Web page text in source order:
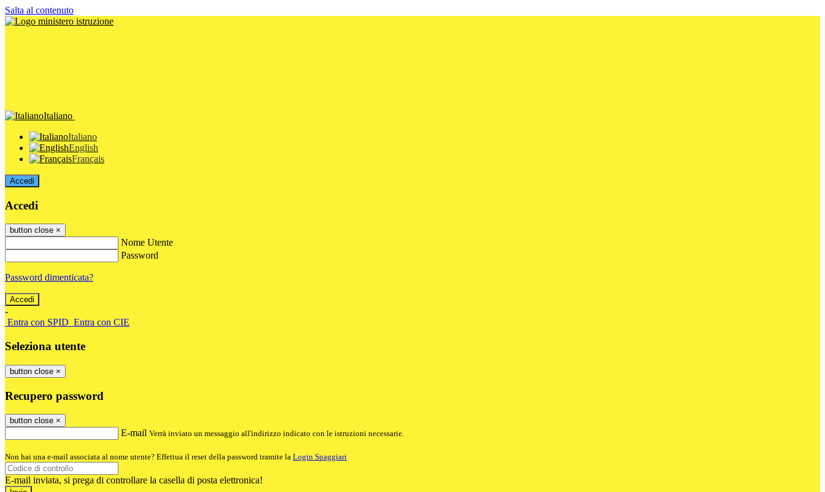
Salta al contenuto
Italiano
Italiano
English
Français
Accedi
Accedi
button close ×
Nome Utente
Password
Password dimenticata?
-
Entra con SPID Entra con CIE
Seleziona utente
button close ×
Recupero password
button close ×
E-mail Verrà inviato un messaggio all'indirizzo indicato con le istruzioni necessarie.
Non hai una e-mail associata al nome utente? Effettua il reset della password tramite la Login Spaggiari
E-mail inviata, si prega di controllare la casella di posta elettronica!